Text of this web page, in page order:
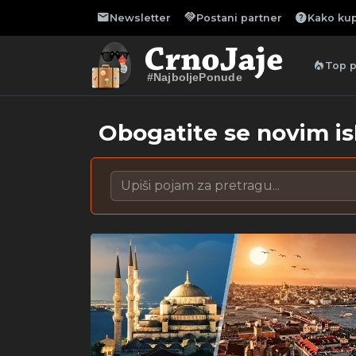
mailNewsletter handshakePostani partner helpKako
#NajboljePonude
local_fire_department Top
Obogatite se novim